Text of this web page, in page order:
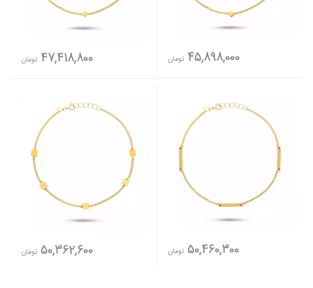
45,898,000 تومان 47,418,800 تومان
50,460,300 تومان 50,362,600 تومان